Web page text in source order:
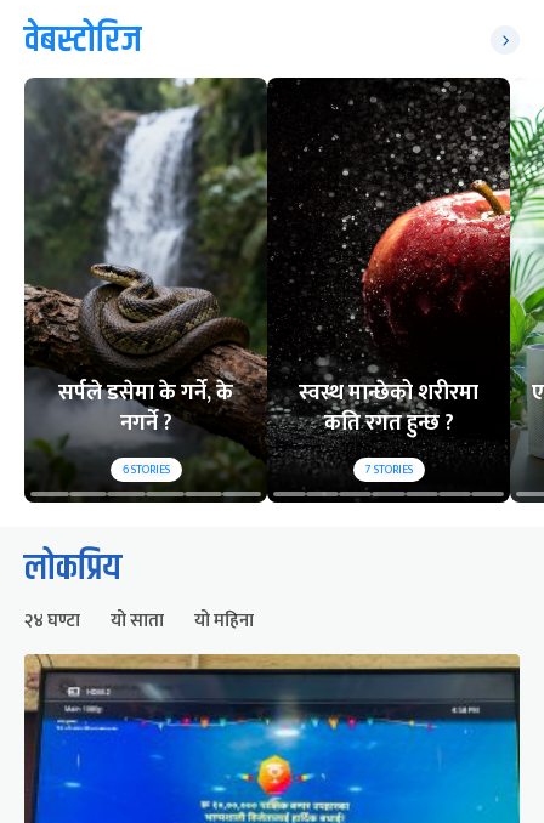
वेबस्टोरिज
सर्पले डसेमा के गर्ने, के
नगर्ने ?
6STORIES
स्वस्थ मान्छेको शरीरमा
कति रगत हुन्छ ?
7STORIES
लोकप्रिय
२४ घण्टा यो साता यो महिना